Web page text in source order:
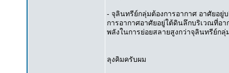
- จุลินทรีย์กลุ่มต้องการอากาศ อาศัยอ
การอากาศอาศัยอยู่ใต้ดินลึกบริเวณที่อ
พลังในการย่อยสลายสูงกว่าจุลินทรีย์กลุ่
ลุงคิมครับผม